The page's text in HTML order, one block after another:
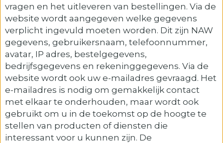
vragen en het uitleveren van bestellingen. Via de
website wordt aangegeven welke gegevens
verplicht ingevuld moeten worden. Dit zijn NAW
gegevens, gebruikersnaam, telefoonnummer,
avatar, IP adres, bestelgegevens,
bedrijfsgegevens en rekeninggegevens. Via de
website wordt ook uw e-mailadres gevraagd. Het
e-mailadres is nodig om gemakkelijk contact
met elkaar te onderhouden, maar wordt ook
gebruikt om u in de toekomst op de hoogte te
stellen van producten of diensten die
interessant voor u kunnen zijn. De